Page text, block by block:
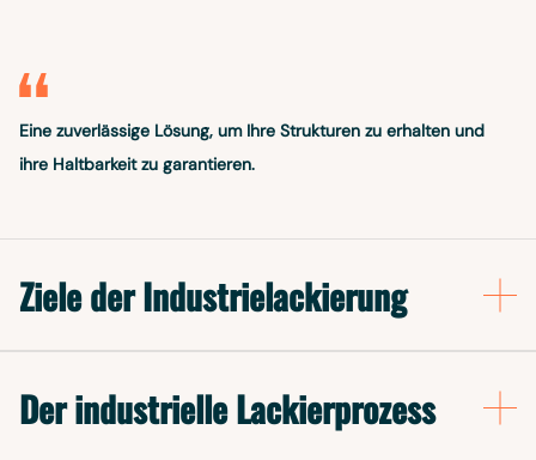
Eine zuverlässige Lösung, um Ihre Strukturen zu erhalten und
ihre Haltbarkeit zu garantieren.
Ziele der Industrielackierung
Der industrielle Lackierprozess